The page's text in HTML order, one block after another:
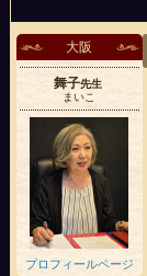
大阪
舞子先生
まいこ
プロフィールページ